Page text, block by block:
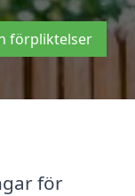
förpliktelser
för